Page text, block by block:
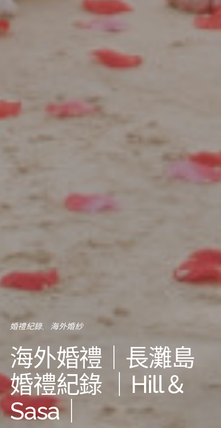
婚禮紀錄 海外婚紗
海外婚禮｜長灘島
婚禮紀錄 ｜Hill＆
Sasa｜